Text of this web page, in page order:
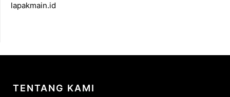
lapakmain.id
TENTANG KAMI